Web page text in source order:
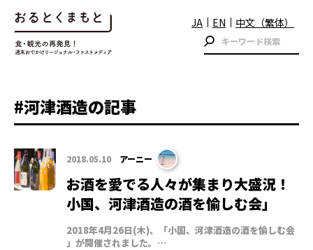
JA EN 中文（繁体）
#河津酒造の記事
2018.05.10 アーニー
お酒を愛でる人々が集まり大盛況！
小国、河津酒造の酒を愉しむ会」
2018年4月26日(木)、「小国、河津酒造の酒を愉しむ会
」が開催されました。…